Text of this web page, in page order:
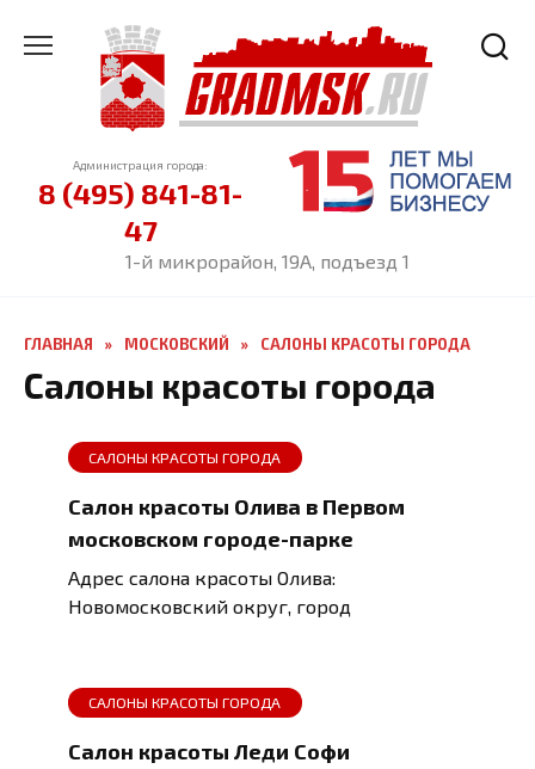
содержанию
Администрация города:
8 (495) 841-81-
47
1-й микрорайон, 19А, подъезд 1
ГЛАВНАЯ » МОСКОВСКИЙ » САЛОНЫ КРАСОТЫ ГОРОДА
Салоны красоты города
САЛОНЫ КРАСОТЫ ГОРОДА
Салон красоты Олива в Первом
московском городе-парке
Адрес салона красоты Олива:
Новомосковский округ, город
САЛОНЫ КРАСОТЫ ГОРОДА
Салон красоты Леди Софи